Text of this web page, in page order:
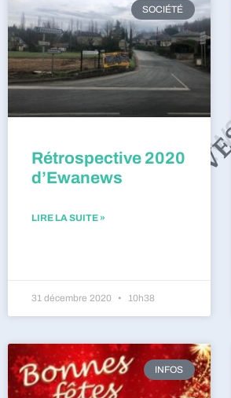
SOCIÉTÉ
Rétrospective 2020
d’Ewanews
LIRE LA SUITE »
31 décembre 2020 10h38
INFOS